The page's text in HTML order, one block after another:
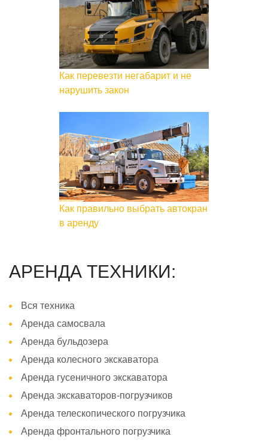
Как перевезти негабарит и не
нарушить закон
Как правильно выбрать автокран
в аренду
АРЕНДА ТЕХНИКИ:
Вся техника
Аренда самосвала
Аренда бульдозера
Аренда колесного экскаватора
Аренда гусеничного экскаватора
Аренда экскаваторов-погрузчиков
Аренда телескопического погрузчика
Аренда фронтального погрузчика